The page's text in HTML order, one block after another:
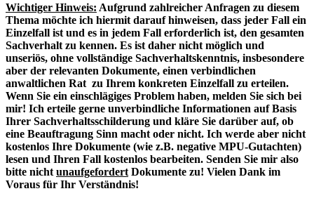
Wichtiger Hinweis: Aufgrund zahlreicher Anfragen zu diesem
Thema möchte ich hiermit darauf hinweisen, dass jeder Fall ein
Einzelfall ist und es in jedem Fall erforderlich ist, den gesamten
Sachverhalt zu kennen. Es ist daher nicht möglich und
unseriös, ohne vollständige Sachverhaltskenntnis, insbesondere
aber der relevanten Dokumente, einen verbindlichen
anwaltlichen Rat zu Ihrem konkreten Einzelfall zu erteilen.
Wenn Sie ein einschlägiges Problem haben, melden Sie sich bei
mir! Ich erteile gerne unverbindliche Informationen auf Basis
Ihrer Sachverhaltsschilderung und kläre Sie darüber auf, ob
eine Beauftragung Sinn macht oder nicht. Ich werde aber nicht
kostenlos Ihre Dokumente (wie z.B. negative MPU-Gutachten)
lesen und Ihren Fall kostenlos bearbeiten. Senden Sie mir also
bitte nicht unaufgefordert Dokumente zu! Vielen Dank im
Voraus für Ihr Verständnis!